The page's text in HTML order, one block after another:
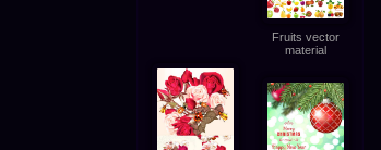
Fruits vector
material